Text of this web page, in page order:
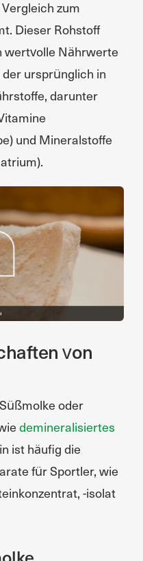
zum
Dieser Rohstoff
wertvolle Nährwerte
ursprünglich in
darunter
und Mineralstoffe
von
oder
demineralisiertes
ist häufig die
für Sportler, wie
-isolat